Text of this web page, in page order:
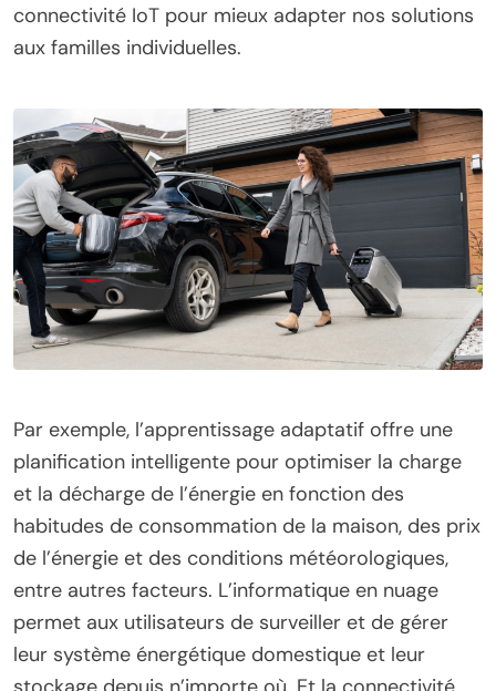
connectivité IoT pour mieux adapter nos solutions
aux familles individuelles.
Par exemple, l’apprentissage adaptatif offre une
planification intelligente pour optimiser la charge
et la décharge de l’énergie en fonction des
habitudes de consommation de la maison, des prix
de l’énergie et des conditions météorologiques,
entre autres facteurs. L’informatique en nuage
permet aux utilisateurs de surveiller et de gérer
leur système énergétique domestique et leur